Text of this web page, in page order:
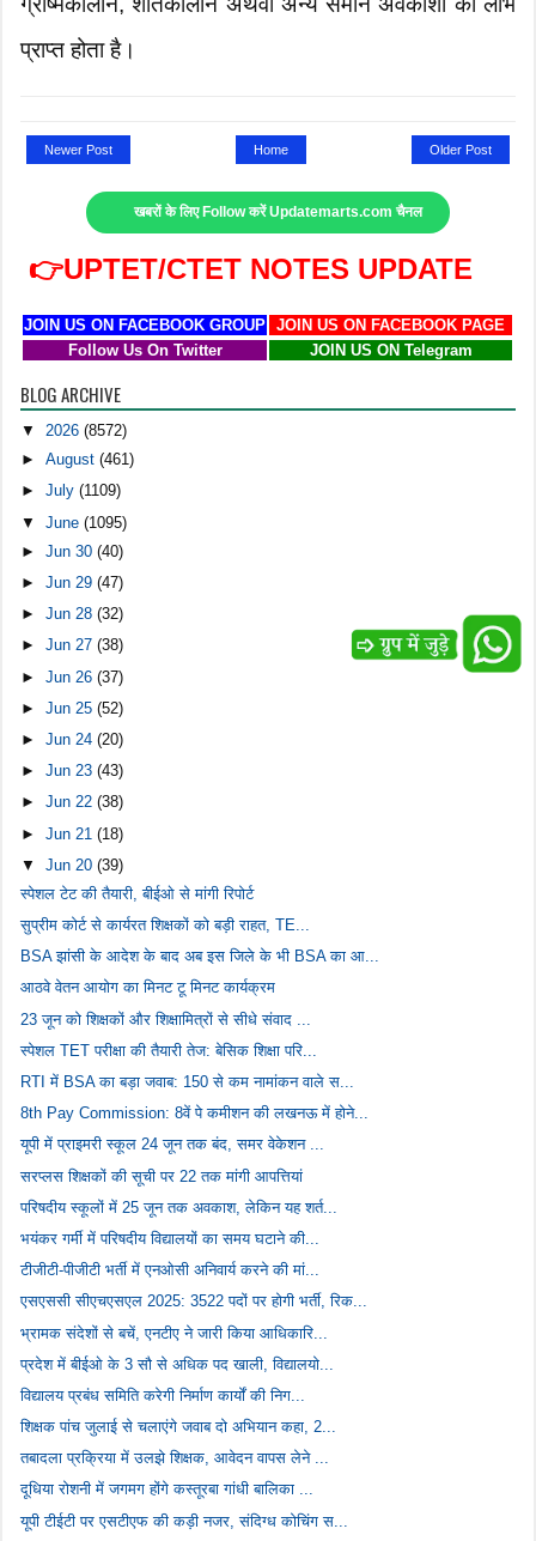
प्राप्त होता है।
Newer Post Older Post
Home
खबरों के लिए Follow करें Updatemarts.com चैनल
👉UPTET/CTET NOTES UPDATE
JOIN US ON FACEBOOK GROUP
JOIN US ON FACEBOOK PAGE
Follow Us On Twitter
JOIN US ON Telegram
BLOG ARCHIVE
▼2026(8572)
►August(461)
►July(1109)
▼June(1095)
►Jun 30(40)
►Jun 29(47)
►Jun 28(32)
►Jun 27(38)
►Jun 26(37)
►Jun 25(52)
►Jun 24(20)
►Jun 23(43)
►Jun 22(38)
►Jun 21(18)
▼Jun 20(39)
स्पेशल टेट की तैयारी, बीईओ से मांगी रिपोर्ट
सुप्रीम कोर्ट से कार्यरत शिक्षकों को बड़ी राहत, TE...
BSA झांसी के आदेश के बाद अब इस जिले के भी BSA का आ...
आठवे वेतन आयोग का मिनट टू मिनट कार्यक्रम
23 जून को शिक्षकों और शिक्षामित्रों से सीधे संवाद ...
स्पेशल TET परीक्षा की तैयारी तेज: बेसिक शिक्षा परि...
RTI में BSA का बड़ा जवाब: 150 से कम नामांकन वाले स...
8th Pay Commission: 8वें पे कमीशन की लखनऊ में होने...
यूपी में प्राइमरी स्कूल 24 जून तक बंद, समर वेकेशन ...
सरप्लस शिक्षकों की सूची पर 22 तक मांगी आपत्तियां
परिषदीय स्कूलों में 25 जून तक अवकाश, लेकिन यह शर्त...
भयंकर गर्मी में परिषदीय विद्यालयों का समय घटाने की...
टीजीटी-पीजीटी भर्ती में एनओसी अनिवार्य करने की मां...
एसएससी सीएचएसएल 2025: 3522 पदों पर होगी भर्ती, रिक...
भ्रामक संदेशों से बचें, एनटीए ने जारी किया आधिकारि...
प्रदेश में बीईओ के 3 सौ से अधिक पद खाली, विद्यालयो...
विद्यालय प्रबंध समिति करेगी निर्माण कार्यों की निग...
शिक्षक पांच जुलाई से चलाएंगे जवाब दो अभियान कहा, 2...
तबादला प्रक्रिया में उलझे शिक्षक, आवेदन वापस लेने ...
दूधिया रोशनी में जगमग होंगे कस्तूरबा गांधी बालिका ...
यूपी टीईटी पर एसटीएफ की कड़ी नजर, संदिग्ध कोचिंग स...